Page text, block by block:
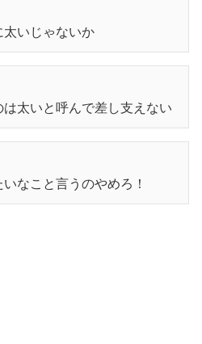
いじゃないか
太いと呼んで差し支えない
なこと言うのやめろ！